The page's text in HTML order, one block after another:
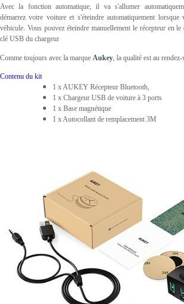
Avec la fonction automatique, il va s'allumer
démarrez votre voiture et s'éteindre automatiquement lorsque
véhicule. Vous pouvez éteindre manuellement le récepteur en le
clé USB du chargeur
Comme toujours avec la marque Aukey , la qualité est au
Contenu du kit
1 x AUKEY Récepteur Bluetooth,
1 x Chargeur USB de voiture à 3 ports
1 x Base magnétique
1 x Autocollant de remplacement 3M